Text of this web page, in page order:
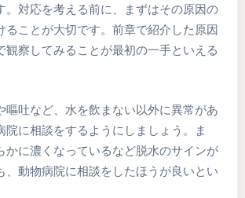
。対応を考える前に、まずはその原因の
ることが大切です。前章で紹介した原因
観察してみることが最初の一手といえる
嘔吐など、水を飲まない以外に異常があ
院に相談をするようにしましょう。ま
かに濃くなっているなど脱水のサインが
、動物病院に相談をしたほうが良いとい